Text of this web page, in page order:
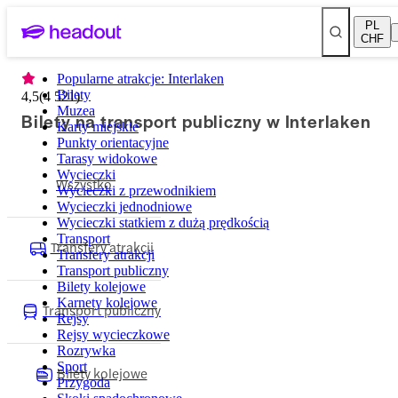
PL
CHF
Popularne atrakcje: Interlaken
Bilety
Muzea
Karty miejskie
Punkty orientacyjne
Tarasy widokowe
Wycieczki
Wycieczki z przewodnikiem
Wycieczki jednodniowe
Wycieczki statkiem z dużą prędkością
Transport
Transfery atrakcji
Transport publiczny
Bilety kolejowe
Karnety kolejowe
Rejsy
Rejsy wycieczkowe
Rozrywka
Sport
Przygoda
4,5(4 521)
Bilety na transport publiczny w Interlaken
Wszystko
Transfery atrakcji
Transport publiczny
Bilety kolejowe